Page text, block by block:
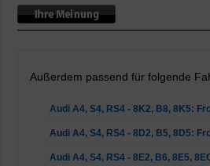
Außerdem passend für folgende
Audi A4, S4, RS4 - 8K2, B8, 8K5:
Audi A4, S4, RS4 - 8D2, B5, 8D5:
Audi A4, S4, RS4 - 8E2, B6, 8E5,